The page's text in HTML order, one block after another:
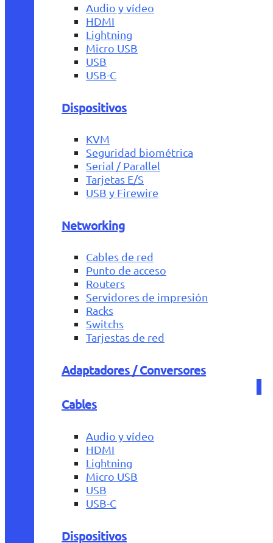
Audio y vídeo
HDMI
Lightning
Micro USB
USB
USB-C
Dispositivos
KVM
Seguridad biométrica
Serial / Parallel
Tarjetas E/S
USB y Firewire
Networking
Cables de red
Punto de acceso
Routers
Servidores de impresión
Racks
Switchs
Tarjestas de red
Adaptadores / Conversores
Cables
Audio y vídeo
HDMI
Lightning
Micro USB
USB
USB-C
Dispositivos